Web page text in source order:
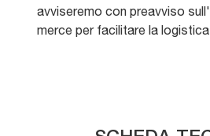
avviseremo con preavviso
merce per facilitare la